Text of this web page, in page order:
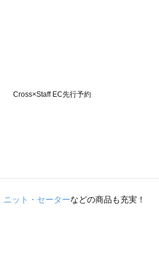
ニット・セーターなどの商品も充実！